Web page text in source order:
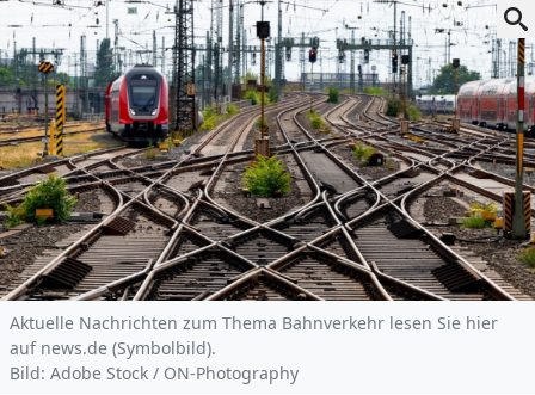
Aktuelle Nachrichten zum Thema Bahnverkehr lesen Sie hier
auf news.de (Symbolbild).
Bild: Adobe Stock / ON-Photography